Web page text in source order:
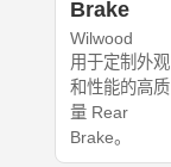
Brake
Wilwood
用于定制外观
和性能的高质
量 Rear
Brake。